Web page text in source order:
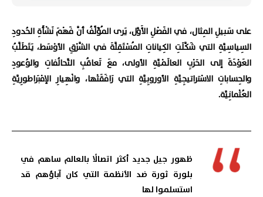
على سَبيلِ المِثال، في الفَصْلِ الأَوَّل، يَرى المُؤَلِّفُ أنَّ فَهْمَ نَشْأَةِ الحُدودِ
السِياسِيَّةِ التي شَكَّلَتِ الكِياناتِ المُسْتَقِلَّةَ في الشَّرْقِ الأوْسَط، يَتَطَلَّبُ
العَوْدَةَ إلى الحَرْبِ العالَمْيَّةِ الأولى، معَ تَعاقُبِ التَّحالُفاتِ والوُعودِ
والحِساباتِ الاسْتراتيجِيَّةِ الأوروبِيَّةِ التي رَافَقَتْها، وانْهِيارِ الإمْبَراطورِيَّةِ
العُثْمانِيَّة.
ظهور جيل جديد أكثر اتصالًا بالعالم ساهم في
بلورة ثورة ضد الأنظمة التي كان آباؤهم قد
استسلموا لها